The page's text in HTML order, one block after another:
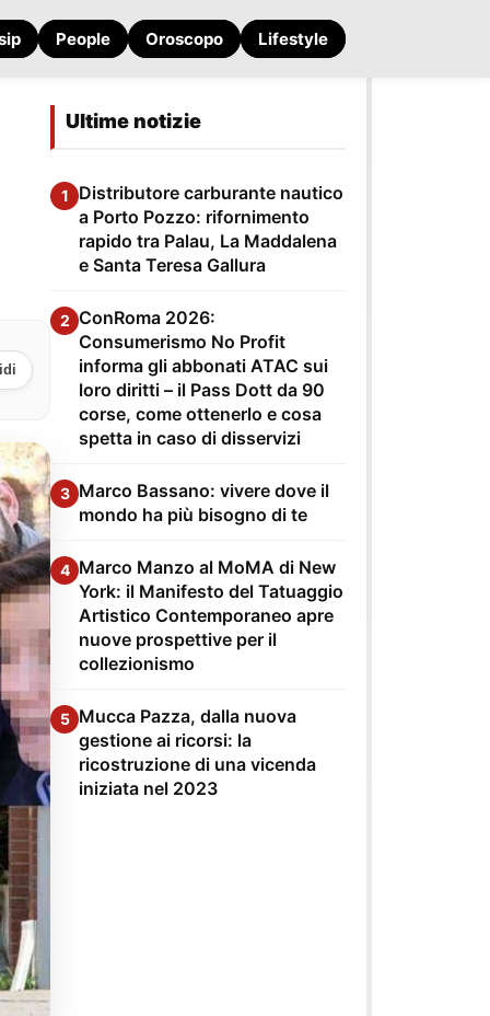
People Oroscopo Lifestyle
Ultime notizie
1
Distributore carburante nautico
a Porto Pozzo: rifornimento
rapido tra Palau, La Maddalena
e Santa Teresa Gallura
2 ConRoma 2026:
Consumerismo No Profit
informa gli abbonati ATAC sui
loro diritti – il Pass Dott da 90
corse, come ottenerlo e cosa
spetta in caso di disservizi
3 Marco Bassano: vivere dove il
mondo ha più bisogno di te
4 Marco Manzo al MoMA di New
York: il Manifesto del Tatuaggio
Artistico Contemporaneo apre
nuove prospettive per il
collezionismo
5 Mucca Pazza, dalla nuova
gestione ai ricorsi: la
ricostruzione di una vicenda
iniziata nel 2023